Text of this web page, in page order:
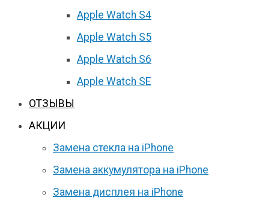
Apple Watch S4
Apple Watch S5
Apple Watch S6
Apple Watch SE
ОТЗЫВЫ
АКЦИИ
Замена стекла на iPhone
Замена аккумулятора на iPhone
Замена дисплея на iPhone